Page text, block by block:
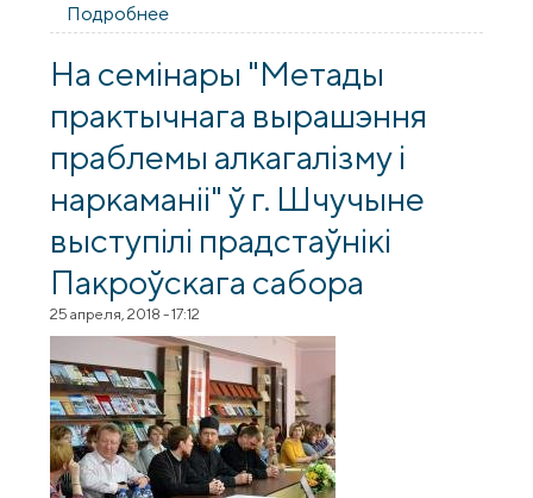
Подробнее
областной акции «Pro - здоровье» в
Волковысском аграрном колледже
На семінары "Метады
практычнага вырашэння
праблемы алкагалізму і
наркаманіі" ў г. Шчучыне
выступілі прадстаўнікі
Пакроўскага сабора
25 апреля, 2018 - 17:12